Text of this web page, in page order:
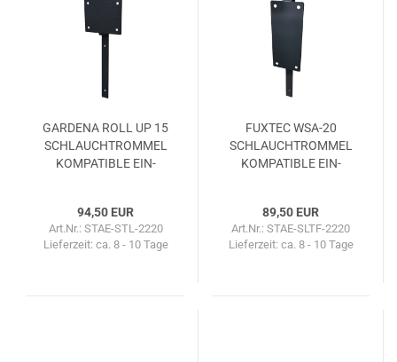
GAR­DE­NA ROLL UP 15
SCHLAUCH­TROM­MEL
KOM­PA­TI­BLE EIN­
94,50 EUR
Art.Nr.: STAE-STL-2220
Lieferzeit: ca. 8 - 10 Tage
FUX­TEC WSA-​20
SCHLAUCH­TROM­MEL
KOM­PA­TI­BLE EIN­
89,50 EUR
Art.Nr.: STAE-SLTF-2220
Lieferzeit: ca. 8 - 10 Tage